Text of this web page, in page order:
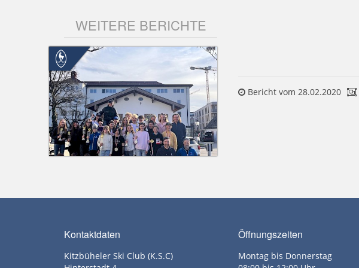
Bericht vom 28.02.2020
WEITERE BERICHTE
Kontaktdaten
Kitzbüheler Ski Club (K.S.C)
Öffnungszeiten
Montag bis Donnerstag